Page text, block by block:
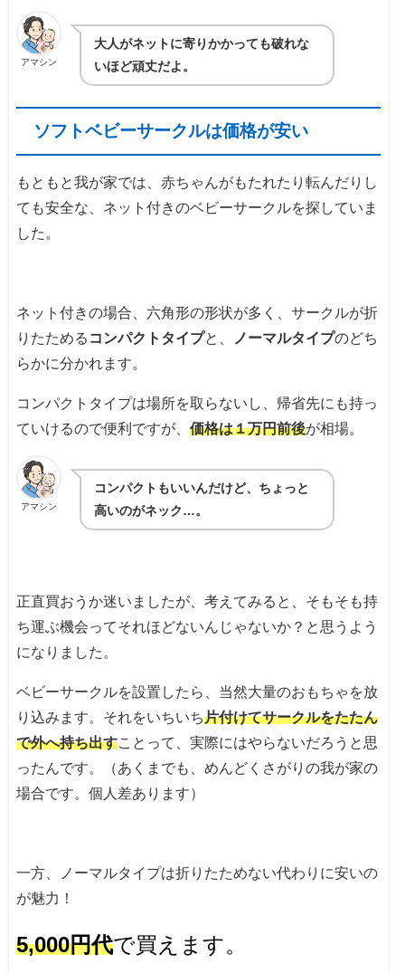
アマシン
大人がネットに寄りかかっても破れな
いほど頑丈だよ。
ソフトベビーサークルは価格が安い
もともと我が家では、赤ちゃんがもたれたり転んだりし
ても安全な、ネット付きのベビーサークルを探していま
した。
ネット付きの場合、六角形の形状が多く、サークルが折
りたためる コンパクトタイプと、 ノーマルタイプのどち
らかに分かれます。
コンパクトタイプは場所を取らないし、帰省先にも持っ
ていけるので便利ですが、 価格は１万円前後が相場。
アマシン
コンパクトもいいんだけど、ちょっと
高いのがネック…。
正直買おうか迷いましたが、考えてみると、そもそも持
ち運ぶ機会ってそれほどないんじゃないか？と思うよう
になりました。
ベビーサークルを設置したら、当然大量のおもちゃを放
り込みます。それをいちいち片付けてサークルをたたん
で外へ持ち出す ことって、実際にはやらないだろうと思
ったんです。（あくまでも、めんどくさがりの我が家の
場合です。個人差あります）
一方、ノーマルタイプは折りたためない代わりに安いの
が魅力！
5,000円代で買えます。